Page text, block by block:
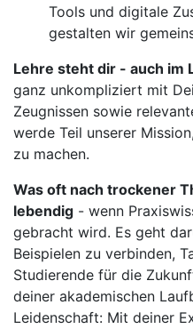
Tools und digitale
gestalten wir
Lehre steht dir - auch im
ganz unkompliziert mit
Zeugnissen sowie
werde Teil unserer
zu machen.
Was oft nach trockener
lebendig - wenn
gebracht wird. Es geht
Beispielen zu verbinden,
Studierende für die
deiner akademischen
Leidenschaft: Mit deiner